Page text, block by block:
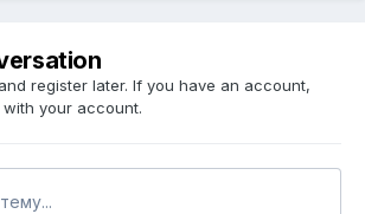
register later. If you have an account,
your account.